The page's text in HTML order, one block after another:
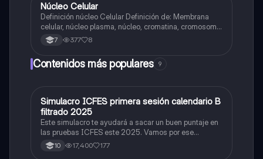
Biologia
Núcleo Celular
Definición núcleo Celular Definición de: Membrana
celular, núcleo plasma, núcleo, cromatina, cromosoma
Interfase Fases de la interfase
7 377 8
Contenidos más populares 9
ICFES: Matemáticas
Simulacro ICFES primera sesión calendario B
filtrado 2025
Este simulacro te ayudará a sacar un buen puntaje en
las pruebas ICFES este 2025. Vamos por ese
500/500. Y poder ser admitido en la universidad que
quieras, estudiar la carrera que quieres y no la que te
10 17,400 177